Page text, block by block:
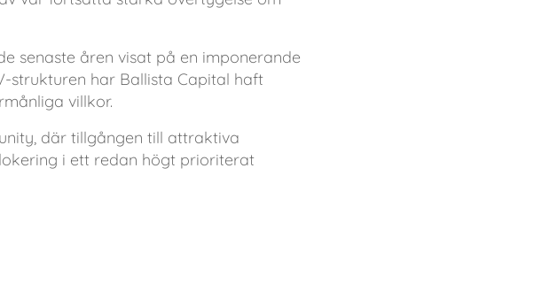
senaste åren visat på en imponerande
strukturen har Ballista Capital haft
villkor.
, där tillgången till attraktiva
i ett redan högt prioriterat